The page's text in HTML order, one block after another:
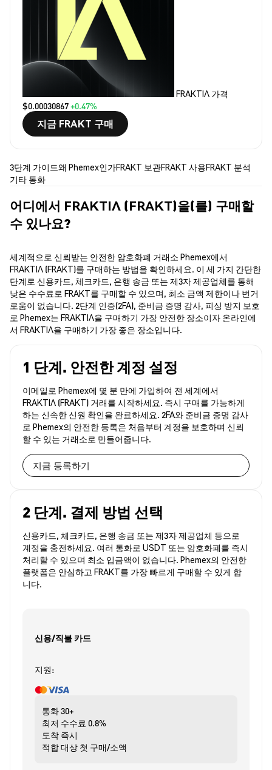
FRAKTIΛ 가격
$0.00030867+0.47%
지금 FRAKT 구매
3단계 가이드왜 Phemex인가FRAKT 보관FRAKT 사용FRAKT 분석
기타 통화
어디에서 FRAKTIΛ (FRAKT)을(를) 구매할
수 있나요?
세계적으로 신뢰받는 안전한 암호화폐 거래소 Phemex에서
FRAKTIΛ (FRAKT)를 구매하는 방법을 확인하세요. 이 세 가지 간단한
단계로 신용카드, 체크카드, 은행 송금 또는 제3자 제공업체를 통해
낮은 수수료로 FRAKT를 구매할 수 있으며, 최소 금액 제한이나 번거
로움이 없습니다. 2단계 인증(2FA), 준비금 증명 감사, 피싱 방지 보호
로 Phemex는 FRAKTIΛ을 구매하기 가장 안전한 장소이자 온라인에
서 FRAKTIΛ을 구매하기 가장 좋은 장소입니다.
1 단계. 안전한 계정 설정
이메일로 Phemex에 몇 분 만에 가입하여 전 세계에서
FRAKTIΛ (FRAKT) 거래를 시작하세요. 즉시 구매를 가능하게
하는 신속한 신원 확인을 완료하세요. 2FA와 준비금 증명 감사
로 Phemex의 안전한 등록은 처음부터 계정을 보호하며 신뢰
할 수 있는 거래소로 만들어줍니다.
지금 등록하기
2 단계. 결제 방법 선택
신용카드, 체크카드, 은행 송금 또는 제3자 제공업체 등으로
계정을 충전하세요. 여러 통화로 USDT 또는 암호화폐를 즉시
처리할 수 있으며 최소 입금액이 없습니다. Phemex의 안전한
플랫폼은 안심하고 FRAKT를 가장 빠르게 구매할 수 있게 합
니다.
신용/직불 카드
지원:
통화30+
최저 수수료 0.8%
도착 즉시
적합 대상 첫 구매/소액